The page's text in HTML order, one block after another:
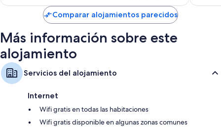
de
146 €
Comparar alojamientos parecidos
Más información sobre este
alojamiento
Servicios del alojamiento
Internet
Wifi gratis en todas las habitaciones
Wifi gratis disponible en algunas zonas comunes